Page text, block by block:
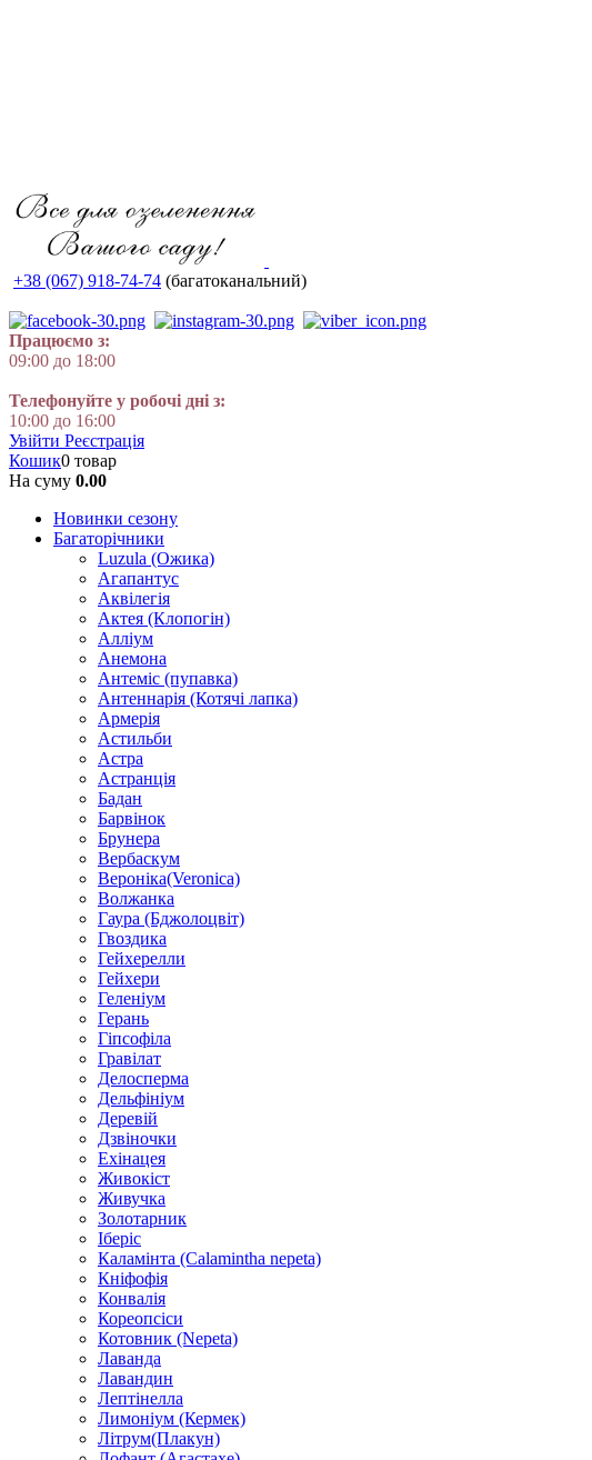
+38 (067) 918-74-74 (багатоканальний)
Працюємо з:
09:00 до 18:00
Телефонуйте у робочі дні з:
10:00 до 16:00
Увійти Реєстрація
Кошик0 товар
На суму 0.00
Новинки сезону
Багаторічники
Luzula (Ожика)
Агапантус
Аквілегія
Актея (Клопогін)
Алліум
Анемона
Антеміс (пупавка)
Антеннарія (Котячі лапка)
Армерія
Астильби
Астра
Астранція
Бадан
Барвінок
Брунера
Вербаскум
Вероніка(Veronica)
Волжанка
Гаура (Бджолоцвіт)
Гвоздика
Гейхерелли
Гейхери
Геленіум
Герань
Гіпсофіла
Гравілат
Делосперма
Дельфініум
Деревій
Дзвіночки
Ехінацея
Живокіст
Живучка
Золотарник
Іберіс
Каламінта (Calamintha nepeta)
Кніфофія
Конвалія
Кореопсіси
Котовник (Nepeta)
Лаванда
Лавандин
Лептінелла
Лимоніум (Кермек)
Літрум(Плакун)